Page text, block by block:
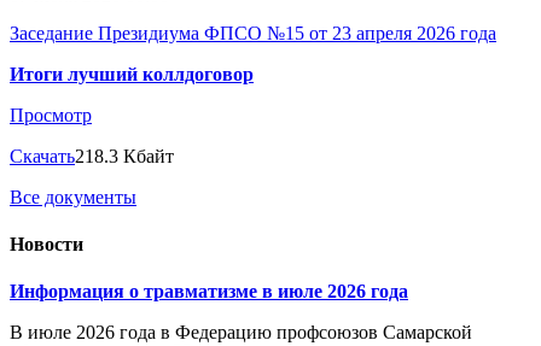
Заседание Президиума ФПСО №15 от 23 апреля 2026 года
Итоги лучший коллдоговор
Просмотр
Скачать218.3 Кбайт
Все документы
Новости
Информация о травматизме в июле 2026 года
В июле 2026 года в Федерацию профсоюзов Самарской